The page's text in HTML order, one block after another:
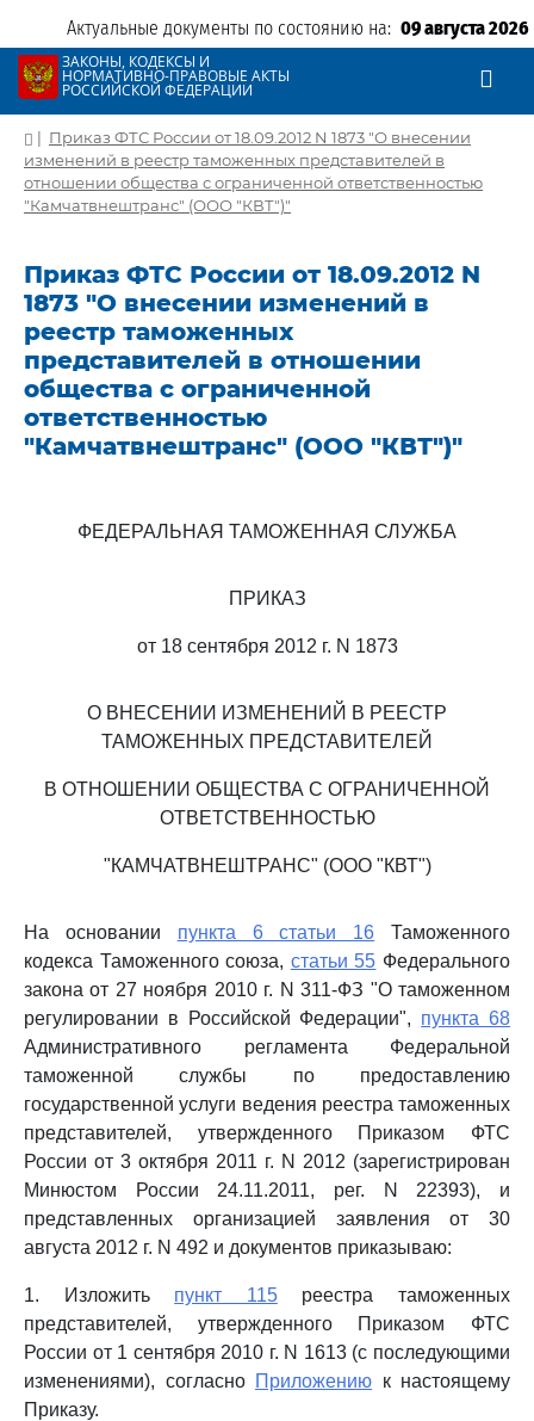
Актуальные документы по состоянию на: 09 августа 2026
ЗАКОНЫ, КОДЕКСЫ И
НОРМАТИВНО-ПРАВОВЫЕ АКТЫ
РОССИЙСКОЙ ФЕДЕРАЦИИ
| Приказ ФТС России от 18.09.2012 N 1873 "О внесении
изменений в реестр таможенных представителей в
отношении общества с ограниченной ответственностью
"Камчатвнештранс" (ООО "КВТ")"
Приказ ФТС России от 18.09.2012 N
1873 "О внесении изменений в
реестр таможенных
представителей в отношении
общества с ограниченной
ответственностью
"Камчатвнештранс" (ООО "КВТ")"
ФЕДЕРАЛЬНАЯ ТАМОЖЕННАЯ СЛУЖБА
ПРИКАЗ
от 18 сентября 2012 г. N 1873
О ВНЕСЕНИИ ИЗМЕНЕНИЙ В РЕЕСТР
ТАМОЖЕННЫХ ПРЕДСТАВИТЕЛЕЙ
В ОТНОШЕНИИ ОБЩЕСТВА С ОГРАНИЧЕННОЙ
ОТВЕТСТВЕННОСТЬЮ
"КАМЧАТВНЕШТРАНС" (ООО "КВТ")
На основании пункта 6 статьи 16 Таможенного
кодекса Таможенного союза, статьи 55 Федерального
закона от 27 ноября 2010 г. N 311-ФЗ "О таможенном
регулировании в Российской Федерации", пункта 68
Административного регламента Федеральной
таможенной службы по предоставлению
государственной услуги ведения реестра таможенных
представителей, утвержденного Приказом ФТС
России от 3 октября 2011 г. N 2012 (зарегистрирован
Минюстом России 24.11.2011, рег. N 22393), и
представленных организацией заявления от 30
августа 2012 г. N 492 и документов приказываю:
1. Изложить пункт 115реестра таможенных
представителей, утвержденного Приказом ФТС
России от 1 сентября 2010 г. N 1613 (с последующими
изменениями), согласно Приложению к настоящему
Приказу.